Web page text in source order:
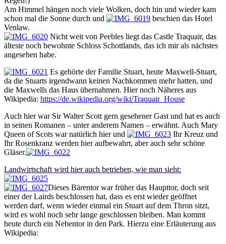
Am Himmel hängen noch viele Wolken, doch hin und wieder kam
schon mal die Sonne durch und
beschien das Hotel
Venlaw.
Nicht weit von Peebles liegt das Castle Traquair, das
älteste noch bewohnte Schloss Schottlands, das ich mir als nächstes
angesehen habe.
Es gehörte der Familie Stuart, heute Maxwell-Stuart,
da die Stuarts irgendwann keinen Nachkommen mehr hatten, und
die Maxwells das Haus übernahmen. Hier noch Näheres aus
Wikipedia: https://de.wikipedia.org/wiki/Traquair_House
Auch hier war Sir Walter Scott gern gesehener Gast und hat es auch
in seinen Romanen – unter anderem Namen – erwähnt. Auch Mary
Queen of Scots war natürlich hier und
Ihr Kreuz und
Ihr Rosenkranz werden hier aufbewahrt, aber auch sehr schöne
Gläser.
Landwirtschaft wird hier auch betrieben, wie man sieht:
Dieses Bärentor war früher das Haupttor, doch seit
einer der Lairds beschlossen hat, dass es erst wieder geöffnet
werden darf, wenn wieder einmal ein Stuart auf dem Thron sitzt,
wird es wohl noch sehr lange geschlossen bleiben. Man kommt
heute durch ein Nebentor in den Park. Hierzu eine Erläuterung aus
Wikipedia: